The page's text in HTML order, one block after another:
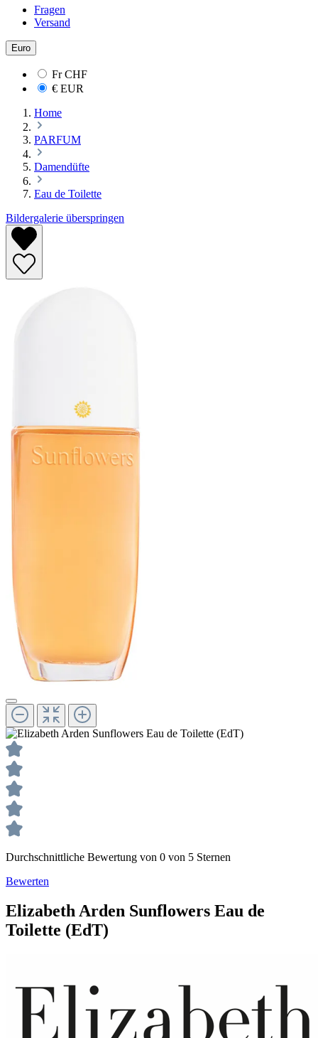
Fragen
Versand
Euro
FrCHF
€ EUR
Home
PARFUM
Damendüfte
Eau de Toilette
Bildergalerie überspringen
Durchschnittliche Bewertung von 0 von 5 Sternen
Bewerten
Elizabeth Arden Sunflowers Eau de
Toilette (EdT)